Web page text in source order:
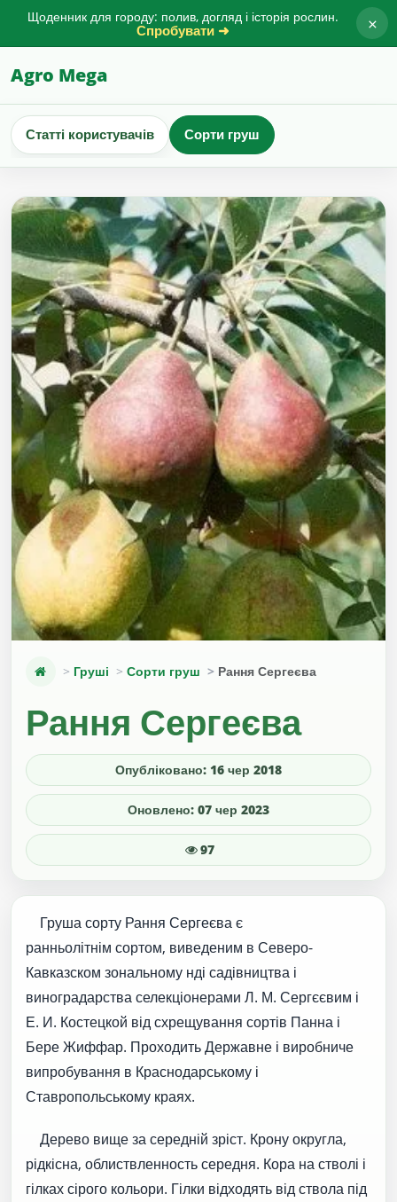
Щоденник для городу: полив, догляд і історія рослин.
Спробувати ➜ ×
Agro Mega
Статті користувачів Сорти груш
Груші Сорти груш Рання Сергеєва
Рання Сергеєва
Опубліковано: 16 чер 2018
Оновлено: 07 чер 2023
97
Груша сорту Рання Сергеєва є
ранньолітнім сортом, виведеним в Северо-
Кавказском зональному нді садівництва і
виноградарства селекціонерами Л. М. Сергєєвим і
Е. И. Костецкой від схрещування сортів Панна і
Бере Жиффар. Проходить Державне і виробниче
випробування в Краснодарському і
Ставропольському краях.
Дерево вище за середній зріст. Крону округла,
рідкісна, облиствленность середня. Кора на стволі і
гілках сірого кольори. Гілки відходять від ствола під